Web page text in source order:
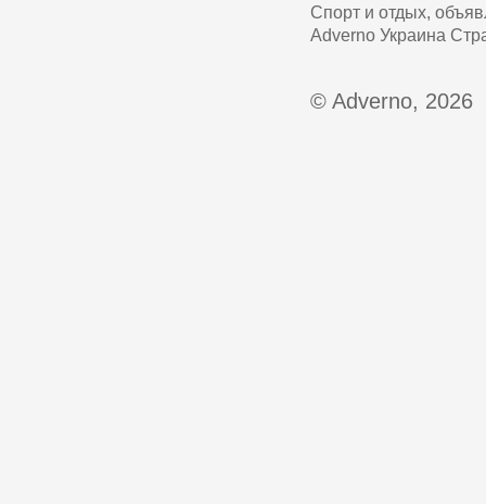
Спорт и отдых,
Adverno Украина
© Adverno, 2026